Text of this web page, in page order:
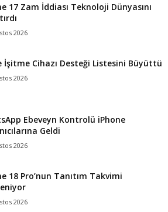
17 Zam İddiası Teknoloji Dünyasını
2026
İşitme Cihazı Desteği Listesini Büyüttü
2026
Ebeveyn Kontrolü iPhone
Geldi
2026
18 Pro’nun Tanıtım Takvimi
2026